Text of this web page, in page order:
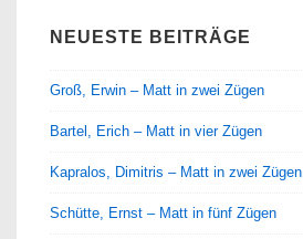
NEUESTE BEITRÄGE
Groß, Erwin – Matt in zwei Zügen
Bartel, Erich – Matt in vier Zügen
Kapralos, Dimitris – Matt in zwei Zügen
Schütte, Ernst – Matt in fünf Zügen